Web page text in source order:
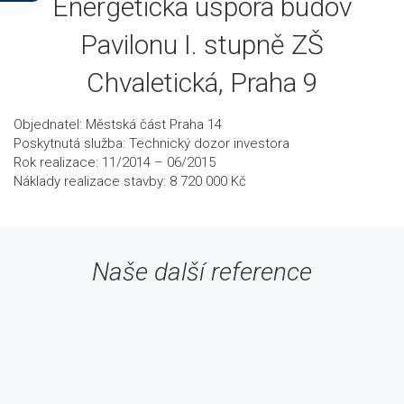
Energetická úspora budov
Pavilonu I. stupně ZŠ
Chvaletická, Praha 9
Objednatel: Městská část Praha 14
Poskytnutá služba: Technický dozor investora
Rok realizace: 11/2014 – 06/2015
Náklady realizace stavby: 8 720 000 Kč
Naše další reference